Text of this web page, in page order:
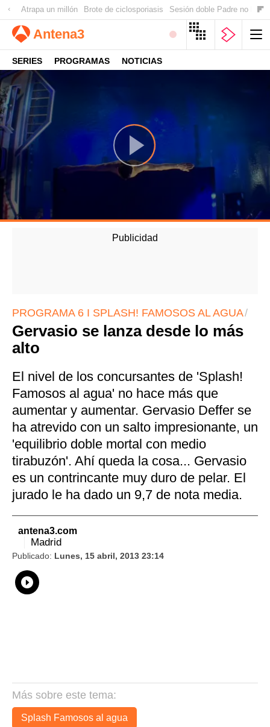
Atrapa un millón Brote de ciclosporiasis Sesión doble Padre no hay
Antena3
SERIES PROGRAMAS NOTICIAS
PROGRAMA 6 I SPLASH! FAMOSOS AL AGUA
Gervasio se lanza desde lo más
alto
El nivel de los concursantes de 'Splash!
Famosos al agua' no hace más que
aumentar y aumentar. Gervasio Deffer se
ha atrevido con un salto impresionante, un
'equilibrio doble mortal con medio
tirabuzón'. Ahí queda la cosa... Gervasio
es un contrincante muy duro de pelar. El
jurado le ha dado un 9,7 de nota media.
antena3.com
Madrid
Publicado: Lunes, 15 abril, 2013 23:14
Whatsapp
Compartir
Más sobre este tema:
Splash Famosos al agua